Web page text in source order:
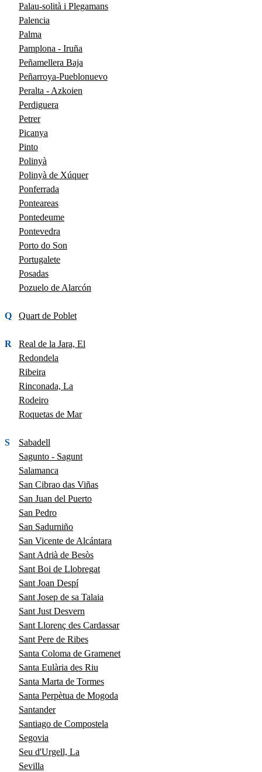
Palau-solità i Plegamans
Palencia
Palma
Pamplona - Iruña
Peñamellera Baja
Peñarroya-Pueblonuevo
Peralta - Azkoien
Perdiguera
Petrer
Picanya
Pinto
Polinyà
Polinyà de Xúquer
Ponferrada
Ponteareas
Pontedeume
Pontevedra
Porto do Son
Portugalete
Posadas
Pozuelo de Alarcón
Q Quart de Poblet
R
Real de la Jara, El
Redondela
Ribeira
Rinconada, La
Rodeiro
Roquetas de Mar
S
Sabadell
Sagunto - Sagunt
Salamanca
San Cibrao das Viñas
San Juan del Puerto
San Pedro
San Sadurniño
San Vicente de Alcántara
Sant Adrià de Besòs
Sant Boi de Llobregat
Sant Joan Despí
Sant Josep de sa Talaia
Sant Just Desvern
Sant Llorenç des Cardassar
Sant Pere de Ribes
Santa Coloma de Gramenet
Santa Eulària des Riu
Santa Marta de Tormes
Santa Perpètua de Mogoda
Santander
Santiago de Compostela
Segovia
Seu d'Urgell, La
Sevilla